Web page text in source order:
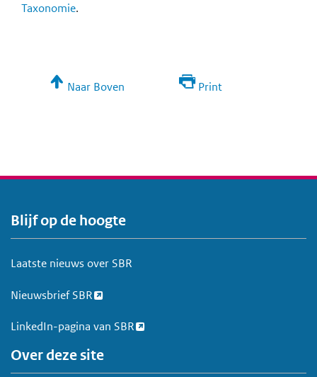
Taxonomie.
Naar Boven Print
V
o
e
Blijf op de hoogte
Laatste nieuws over SBR
Nieuwsbrief SBR
LinkedIn-pagina van SBR
Over deze site